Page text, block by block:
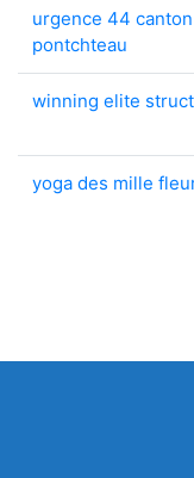
urgence 44
pontchteau
winning elite
yoga des mille